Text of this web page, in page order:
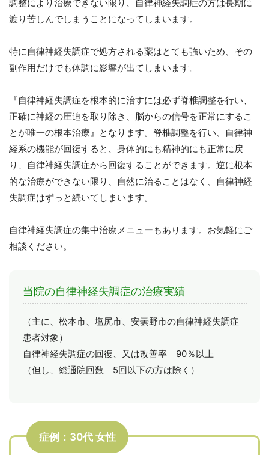
調整により治療できない限り、自律神経失調症の方は長期に
渡り苦しんでしまうことになってしまいます。
特に自律神経失調症で処方される薬はとても強いため、その
副作用だけでも体調に影響が出てしまいます。
『自律神経失調症を根本的に治すには必ず脊椎調整を行い、
正確に神経の圧迫を取り除き、脳からの信号を正常にするこ
とが唯一の根本治療』となります。脊椎調整を行い、自律神
経系の機能が回復すると、身体的にも精神的にも正常に戻
り、自律神経失調症から回復することができます。逆に根本
的な治療ができない限り、自然に治ることはなく、自律神経
失調症はずっと続いてしまいます。
自律神経失調症の集中治療メニューもあります。お気軽にご
相談ください。
当院の自律神経失調症の治療実績
（主に、松本市、塩尻市、安曇野市の自律神経失調症
患者対象）
自律神経失調症の回復、又は改善率 90％以上
（但し、総通院回数 5回以下の方は除く）
症例：30代 女性